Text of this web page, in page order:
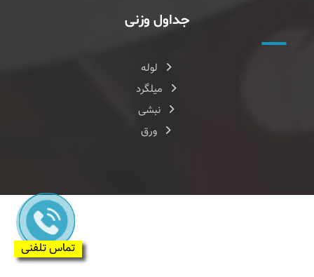
جداول وزنی
لوله
میلگرد
نبشی
ورق
هزارنویس
تماس تلفنی